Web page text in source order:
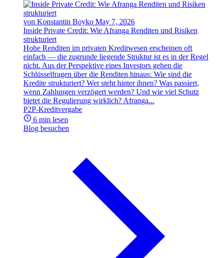
von Konstantin Boyko May 7, 2026
Inside Private Credit: Wie Afranga Renditen und Risiken
strukturiert
Hohe Renditen im privaten Kreditwesen erscheinen oft
einfach — die zugrunde liegende Struktur ist es in der Regel
nicht. Aus der Perspektive eines Investors gehen die
Schlüsselfragen über die Renditen hinaus: Wie sind die
Kredite strukturiert? Wer steht hinter ihnen? Was passiert,
wenn Zahlungen verzögert werden? Und wie viel Schutz
bietet die Regulierung wirklich? Afranga...
P2P-Kreditvergabe
6 min lesen
Blog besuchen